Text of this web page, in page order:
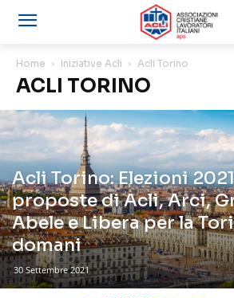
Home Iniziative Acli Acli Torino
ACLI TORINO
Acli Torino: Elezioni
proposte di Acli, Arci,
Abele e Libera per la
domani
30 Settembre 2021